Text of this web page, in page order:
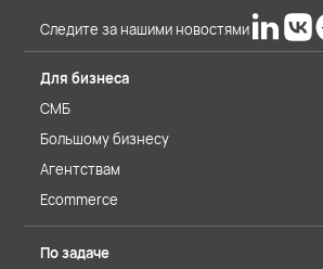
Следите за нашими новостями
Для бизнеса
СМБ
Большому бизнесу
Агентствам
Ecommerce
По задаче